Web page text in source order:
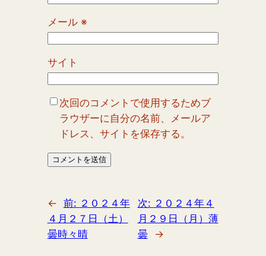
メール ※
サイト
次回のコメントで使用するためブ
ラウザーに自分の名前、メールア
ドレス、サイトを保存する。
← 前: ２０２４年
４月２７日（土）
曇時々晴
次: ２０２４年４
月２９日（月）薄
曇
→